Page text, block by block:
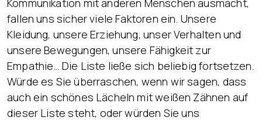
Kommunikation mit anderen Menschen ausmacht,
fallen uns sicher viele Faktoren ein. Unsere
Kleidung, unsere Erziehung, unser Verhalten und
unsere Bewegungen, unsere Fähigkeit zur
Empathie… Die Liste ließe sich beliebig fortsetzen.
Würde es Sie überraschen, wenn wir sagen, dass
auch ein schönes Lächeln mit weißen Zähnen auf
dieser Liste steht, oder würden Sie uns